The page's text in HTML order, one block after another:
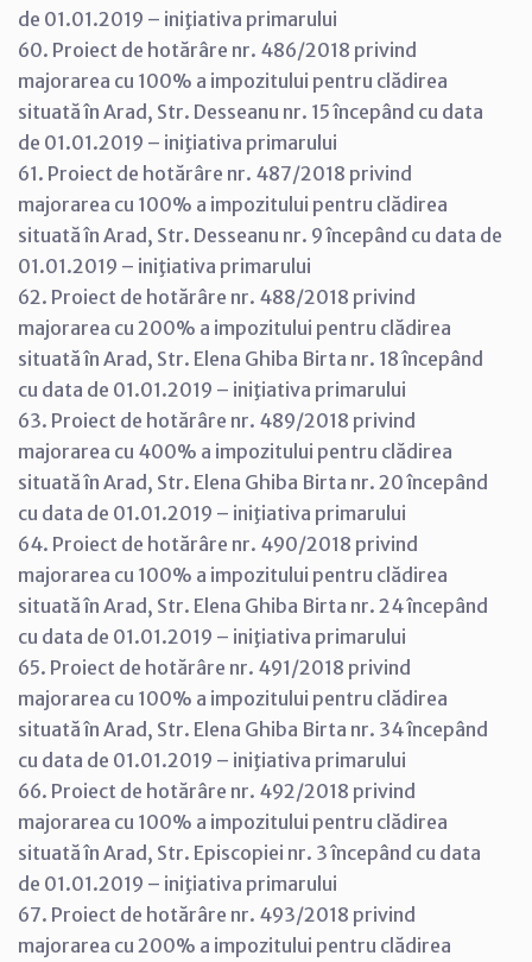
de 01.01.2019 – iniţiativa primarului
60. Proiect de hotărâre nr. 486/2018 privind
majorarea cu 100% a impozitului pentru clădirea
situată în Arad, Str. Desseanu nr. 15 începând cu data
de 01.01.2019 – iniţiativa primarului
61. Proiect de hotărâre nr. 487/2018 privind
majorarea cu 100% a impozitului pentru clădirea
situată în Arad, Str. Desseanu nr. 9 începând cu data de
01.01.2019 – iniţiativa primarului
62. Proiect de hotărâre nr. 488/2018 privind
majorarea cu 200% a impozitului pentru clădirea
situată în Arad, Str. Elena Ghiba Birta nr. 18 începând
cu data de 01.01.2019 – iniţiativa primarului
63. Proiect de hotărâre nr. 489/2018 privind
majorarea cu 400% a impozitului pentru clădirea
situată în Arad, Str. Elena Ghiba Birta nr. 20 începând
cu data de 01.01.2019 – iniţiativa primarului
64. Proiect de hotărâre nr. 490/2018 privind
majorarea cu 100% a impozitului pentru clădirea
situată în Arad, Str. Elena Ghiba Birta nr. 24 începând
cu data de 01.01.2019 – iniţiativa primarului
65. Proiect de hotărâre nr. 491/2018 privind
majorarea cu 100% a impozitului pentru clădirea
situată în Arad, Str. Elena Ghiba Birta nr. 34 începând
cu data de 01.01.2019 – iniţiativa primarului
66. Proiect de hotărâre nr. 492/2018 privind
majorarea cu 100% a impozitului pentru clădirea
situată în Arad, Str. Episcopiei nr. 3 începând cu data
de 01.01.2019 – iniţiativa primarului
67. Proiect de hotărâre nr. 493/2018 privind
majorarea cu 200% a impozitului pentru clădirea